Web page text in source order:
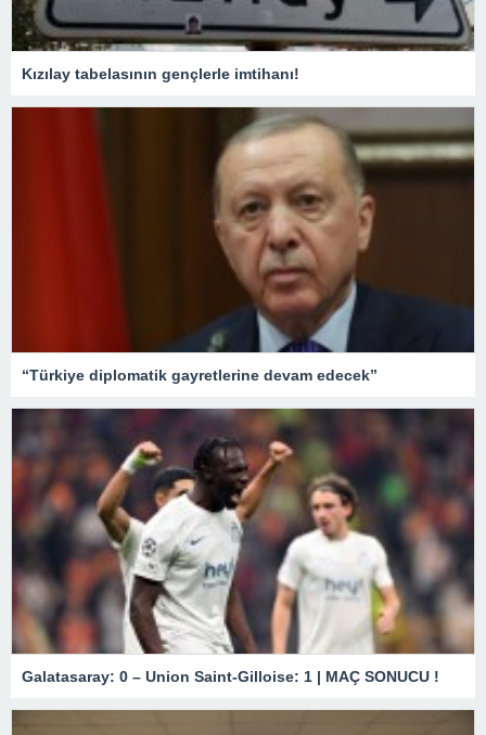
Kızılay tabelasının gençlerle imtihanı!
“Türkiye diplomatik gayretlerine devam edecek”
Galatasaray: 0 – Union Saint-Gilloise: 1 | MAÇ SONUCU !